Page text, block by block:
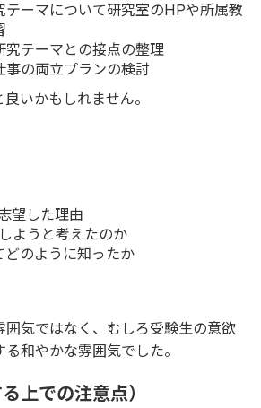
テーマについて研究室のHPや所属教
究テーマとの接点の整理
事の両立プランの検討
いかもしれません。
望した理由
ようと考えたのか
どのように知ったか
囲気ではなく、むしろ受験生の意欲
和やかな雰囲気でした。
上での注意点）